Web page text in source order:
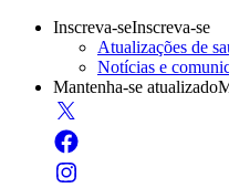
Inscreva-seInscreva-se
Atualizações de
Notícias e
Mantenha-se atualizado